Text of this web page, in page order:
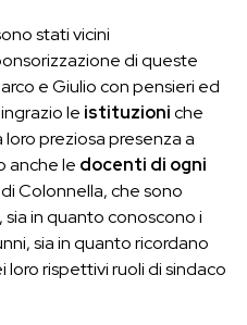
stati vicini
di queste
e Giulio con pensieri ed
le istituzioniche
preziosa presenza a
anche le docenti di ogni
Colonnella, che sono
in quanto conoscono i
sia in quanto ricordano
rispettivi ruoli di sindaco